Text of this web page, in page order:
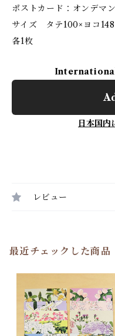
ポストカード：オンデ
サイズ タテ100×ヨコ
各1枚
日本国内
レビュー
最近チェックした商品